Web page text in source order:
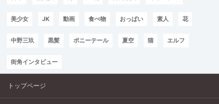
美少女 JK 動画 食べ物 おっぱい 素人 花
中野三玖 黒髪 ポニーテール 夏空 猫 エルフ
街角インタビュー
トップページ